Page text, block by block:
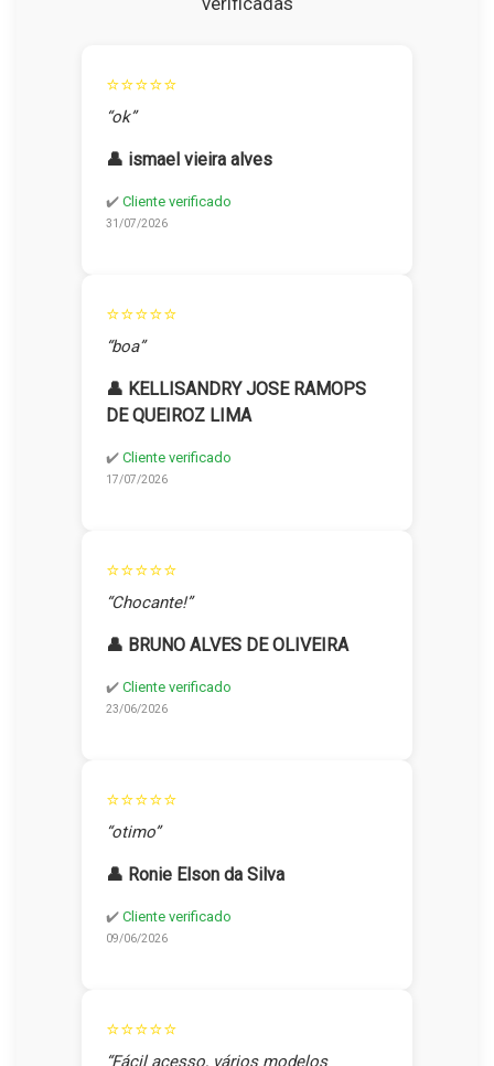
⭐⭐⭐⭐⭐
“ok”
👤 ismael vieira alves
✔️ Cliente verificado
31/07/2026
⭐⭐⭐⭐⭐
“boa”
👤 KELLISANDRY JOSE RAMOPS
DE QUEIROZ LIMA
✔️ Cliente verificado
17/07/2026
⭐⭐⭐⭐⭐
“Chocante!”
👤 BRUNO ALVES DE OLIVEIRA
✔️ Cliente verificado
23/06/2026
⭐⭐⭐⭐⭐
“otimo”
👤 Ronie Elson da Silva
✔️ Cliente verificado
09/06/2026
⭐⭐⭐⭐⭐
“Fácil acesso, vários modelos